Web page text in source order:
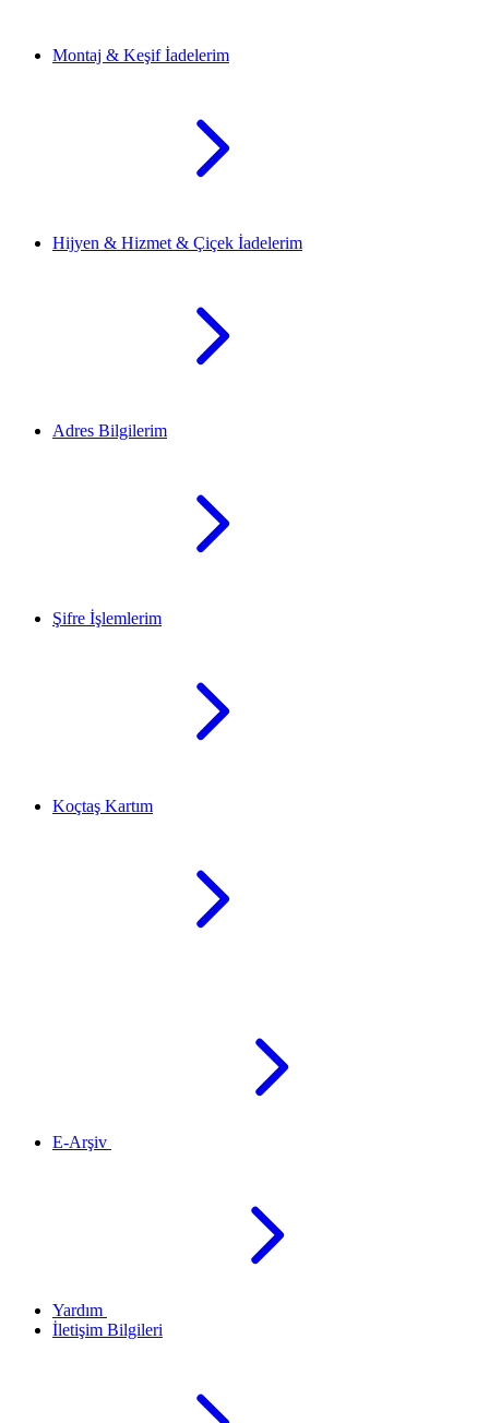
Montaj & Keşif İadelerim
Hijyen & Hizmet & Çiçek İadelerim
Adres Bilgilerim
Şifre İşlemlerim
Koçtaş Kartım
E-Arşiv
Yardım
İletişim Bilgileri